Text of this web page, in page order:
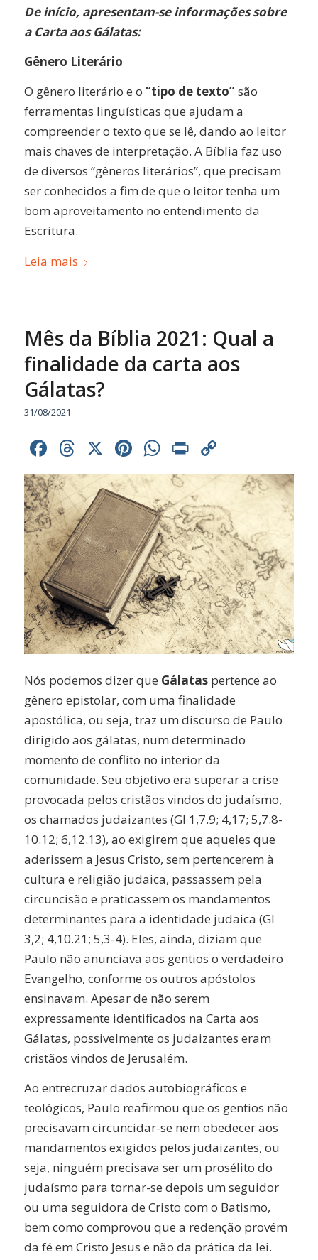
De início, apresentam-se informações sobre
a Carta aos Gálatas:
Gênero Literário
O gênero literário e o “tipo de texto”são
ferramentas linguísticas que ajudam a
compreender o texto que se lê, dando ao leitor
mais chaves de interpretação. A Bíblia faz uso
de diversos “gêneros literários”, que precisam
ser conhecidos a fim de que o leitor tenha um
bom aproveitamento no entendimento da
Escritura.
Leia mais
Mês da Bíblia 2021: Qual a
finalidade da carta aos
Gálatas?
31/08/2021
Facebook
Threads
X Pinterest
WhatsApp
Print
Link
Nós podemos dizer que Gálataspertence ao
gênero epistolar, com uma finalidade
apostólica, ou seja, traz um discurso de Paulo
dirigido aos gálatas, num determinado
momento de conflito no interior da
comunidade. Seu objetivo era superar a crise
provocada pelos cristãos vindos do judaísmo,
os chamados judaizantes (Gl 1,7.9; 4,17; 5,7.8-
10.12; 6,12.13), ao exigirem que aqueles que
aderissem a Jesus Cristo, sem pertencerem à
cultura e religião judaica, passassem pela
circuncisão e praticassem os mandamentos
determinantes para a identidade judaica (Gl
3,2; 4,10.21; 5,3-4). Eles, ainda, diziam que
Paulo não anunciava aos gentios o verdadeiro
Evangelho, conforme os outros apóstolos
ensinavam. Apesar de não serem
expressamente identificados na Carta aos
Gálatas, possivelmente os judaizantes eram
cristãos vindos de Jerusalém.
Ao entrecruzar dados autobiográficos e
teológicos, Paulo reafirmou que os gentios não
precisavam circuncidar-se nem obedecer aos
mandamentos exigidos pelos judaizantes, ou
seja, ninguém precisava ser um prosélito do
judaísmo para tornar-se depois um seguidor
ou uma seguidora de Cristo com o Batismo,
bem como comprovou que a redenção provém
da fé em Cristo Jesus e não da prática da lei.